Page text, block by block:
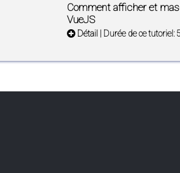
Comment afficher et
VueJS
Détail | Durée de ce tutoriel: